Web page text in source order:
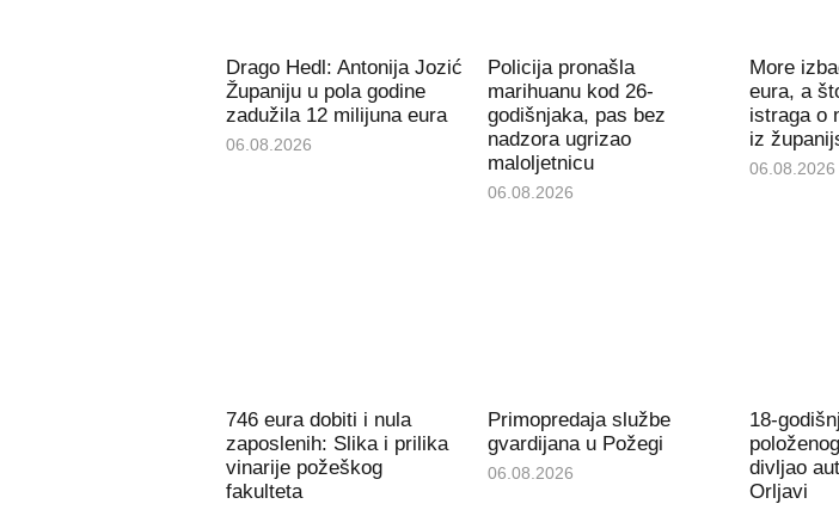
Drago Hedl: Antonija Jozić
Županiju u pola godine
zadužila 12 milijuna eura
06.08.2026
Policija pronašla
marihuanu kod 26-
godišnjaka, pas bez
nadzora ugrizao
maloljetnicu
06.08.2026
More
eura, a
istraga o
iz
06.08.2026
746 eura dobiti i nula
zaposlenih: Slika i prilika
vinarije požeškog
fakulteta
Primopredaja službe
gvardijana u Požegi
06.08.2026
18-
divljao
Orljavi